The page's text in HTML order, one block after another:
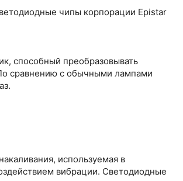
чипы корпорации Epistar
способный преобразовывать
сравнению с обычными лампами
используемая в
вибрации. Светодиодные